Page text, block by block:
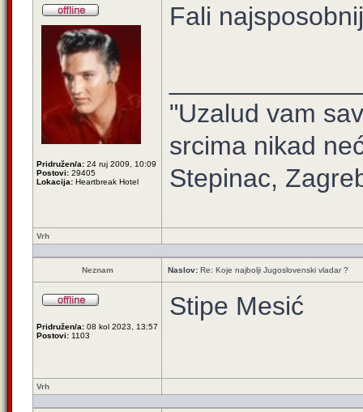
Pridružen/a: 24 ruj 2009, 10:09
Postovi: 29405
Lokacija: Heartbreak Hotel
Fali
"Uzalud vam
srcima nikad
Stepinac,
Vrh
Neznam Naslov: Re: Koje najbolji Jugoslovenski vladar ?
Pridružen/a: 08 kol 2023, 13:57
Postovi: 1103
Stipe Mesić
Vrh